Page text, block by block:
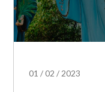
01/02/ 2023